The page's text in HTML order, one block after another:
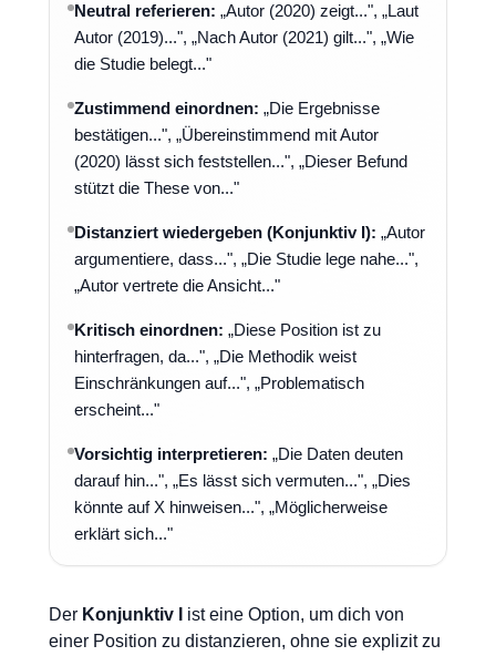
Neutral referieren: „Autor (2020) zeigt...", „Laut
Autor (2019)...", „Nach Autor (2021) gilt...", „Wie
die Studie belegt..."
Zustimmend einordnen: „Die Ergebnisse
bestätigen...", „Übereinstimmend mit Autor
(2020) lässt sich feststellen...", „Dieser Befund
stützt die These von..."
Distanziert wiedergeben (Konjunktiv I): „Autor
argumentiere, dass...", „Die Studie lege nahe...",
„Autor vertrete die Ansicht..."
Kritisch einordnen: „Diese Position ist zu
hinterfragen, da...", „Die Methodik weist
Einschränkungen auf...", „Problematisch
erscheint..."
Vorsichtig interpretieren: „Die Daten deuten
darauf hin...", „Es lässt sich vermuten...", „Dies
könnte auf X hinweisen...", „Möglicherweise
erklärt sich..."
Der Konjunktiv I
ist eine Option, um dich von
einer Position zu distanzieren, ohne sie explizit zu